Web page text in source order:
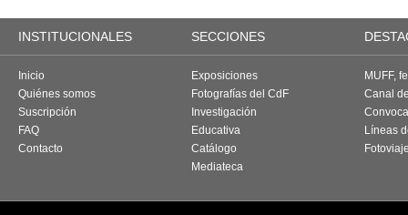
INSTITUCIONALES SECCIONES
Inicio
Quiénes somos
Suscripción
FAQ
Contacto
Exposiciones
Fotografías del CdF
Investigación
Educativa
Catálogo
Mediateca
MUFF,
Canal
Líneas